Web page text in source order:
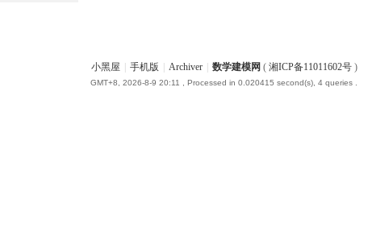
小黑屋 手机版 Archiver 数学建模网 ( 湘ICP备11011602号)
GMT+8, 2026-8-9 20:11 , Processed in 0.020415 second(s), 4 queries .